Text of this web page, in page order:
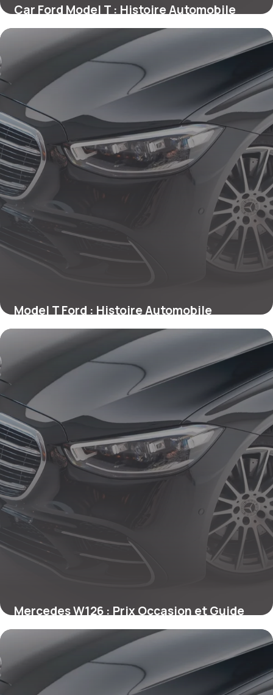
Car Ford Model T : Histoire Automobile
Vintage
3 juillet 2026
Model T Ford : Histoire Automobile
Vintage
30 juin 2026
Mercedes W126 : Prix Occasion et Guide
2026
29 juin 2026